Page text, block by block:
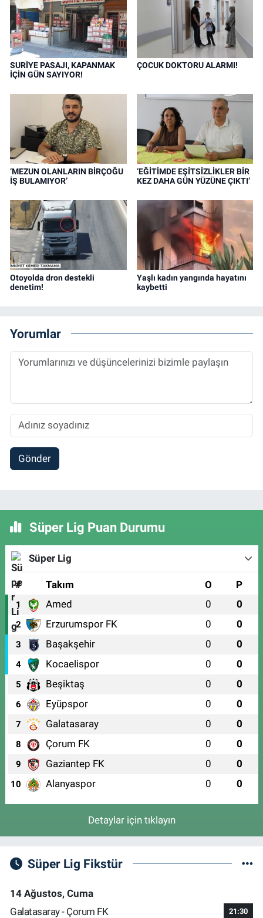
SURİYE PASAJI, KAPANMAK
İÇİN GÜN SAYIYOR!
ÇOCUK DOKTORU ALARMI!
‘MEZUN OLANLARIN BİRÇOĞU
İŞ BULAMIYOR’
‘EĞİTİMDE EŞİTSİZLİKLER BİR
KEZ DAHA GÜN YÜZÜNE ÇIKTI’
Otoyolda dron destekli
denetim!
Yaşlı kadın yangında hayatını
kaybetti
Yorumlar
Gönder
Süper Lig Puan Durumu
Süper Lig
# Takım O P
1 Amed 0 0
2 Erzurumspor FK 0 0
3 Başakşehir 0 0
4 Kocaelispor 0 0
5 Beşiktaş 0 0
6 Eyüpspor 0 0
7 Galatasaray 0 0
8 Çorum FK 0 0
9 Gaziantep FK 0 0
10 Alanyaspor 0 0
Detaylar için tıklayın
Süper Lig Fikstür
14 Ağustos, Cuma
Galatasaray - Çorum FK
21:30